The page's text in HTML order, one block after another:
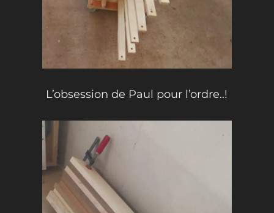
L’obsession de Paul pour l’ordre..!